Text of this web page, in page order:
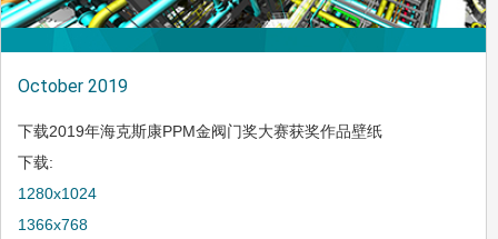
October 2019
下载2019年海克斯康PPM金阀门奖大赛获奖作品壁纸
下载:
1280x1024
1366x768